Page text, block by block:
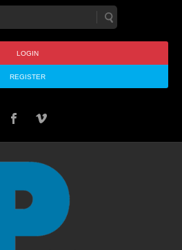
LOGIN
REGISTER